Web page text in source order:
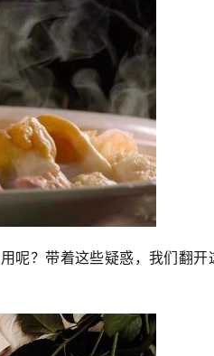
呢？带着这些疑惑，我们翻开